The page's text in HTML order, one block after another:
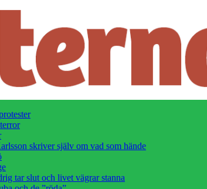
skriver själv om vad som hände
tar slut och livet vägrar stanna